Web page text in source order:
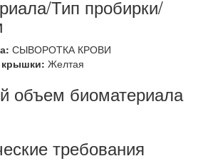
Тип пробирки/
СЫВОРОТКА КРОВИ
крышки: Желтая
объем биоматериала
требования